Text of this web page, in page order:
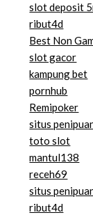
slot deposit
ribut4d
Best Non
slot gacor
kampung bet
pornhub
Remipoker
situs
toto slot
mantul138
receh69
situs
ribut4d